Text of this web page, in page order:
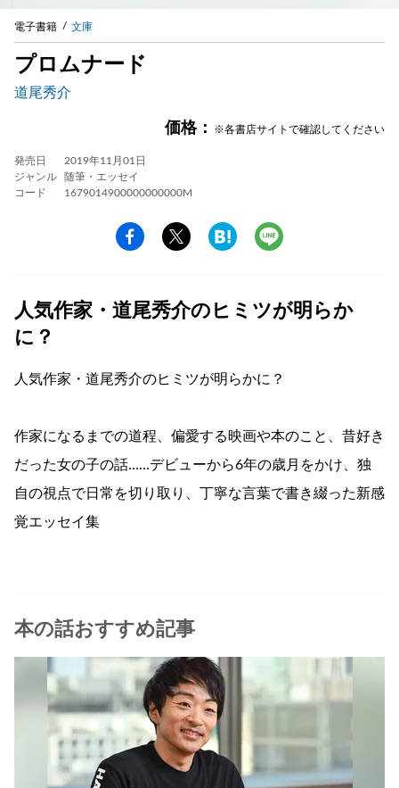
電子書籍 文庫
プロムナード
道尾秀介
価格： ※各書店サイトで確認してください
発売日
2019年11月01日
ジャンル
随筆・エッセイ
コード
1679014900000000000M
人気作家・道尾秀介のヒミツが明らか
に？
人気作家・道尾秀介のヒミツが明らかに？
作家になるまでの道程、偏愛する映画や本のこと、昔好き
だった女の子の話……デビューから6年の歳月をかけ、独
自の視点で日常を切り取り、丁寧な言葉で書き綴った新感
覚エッセイ集
本の話おすすめ記事